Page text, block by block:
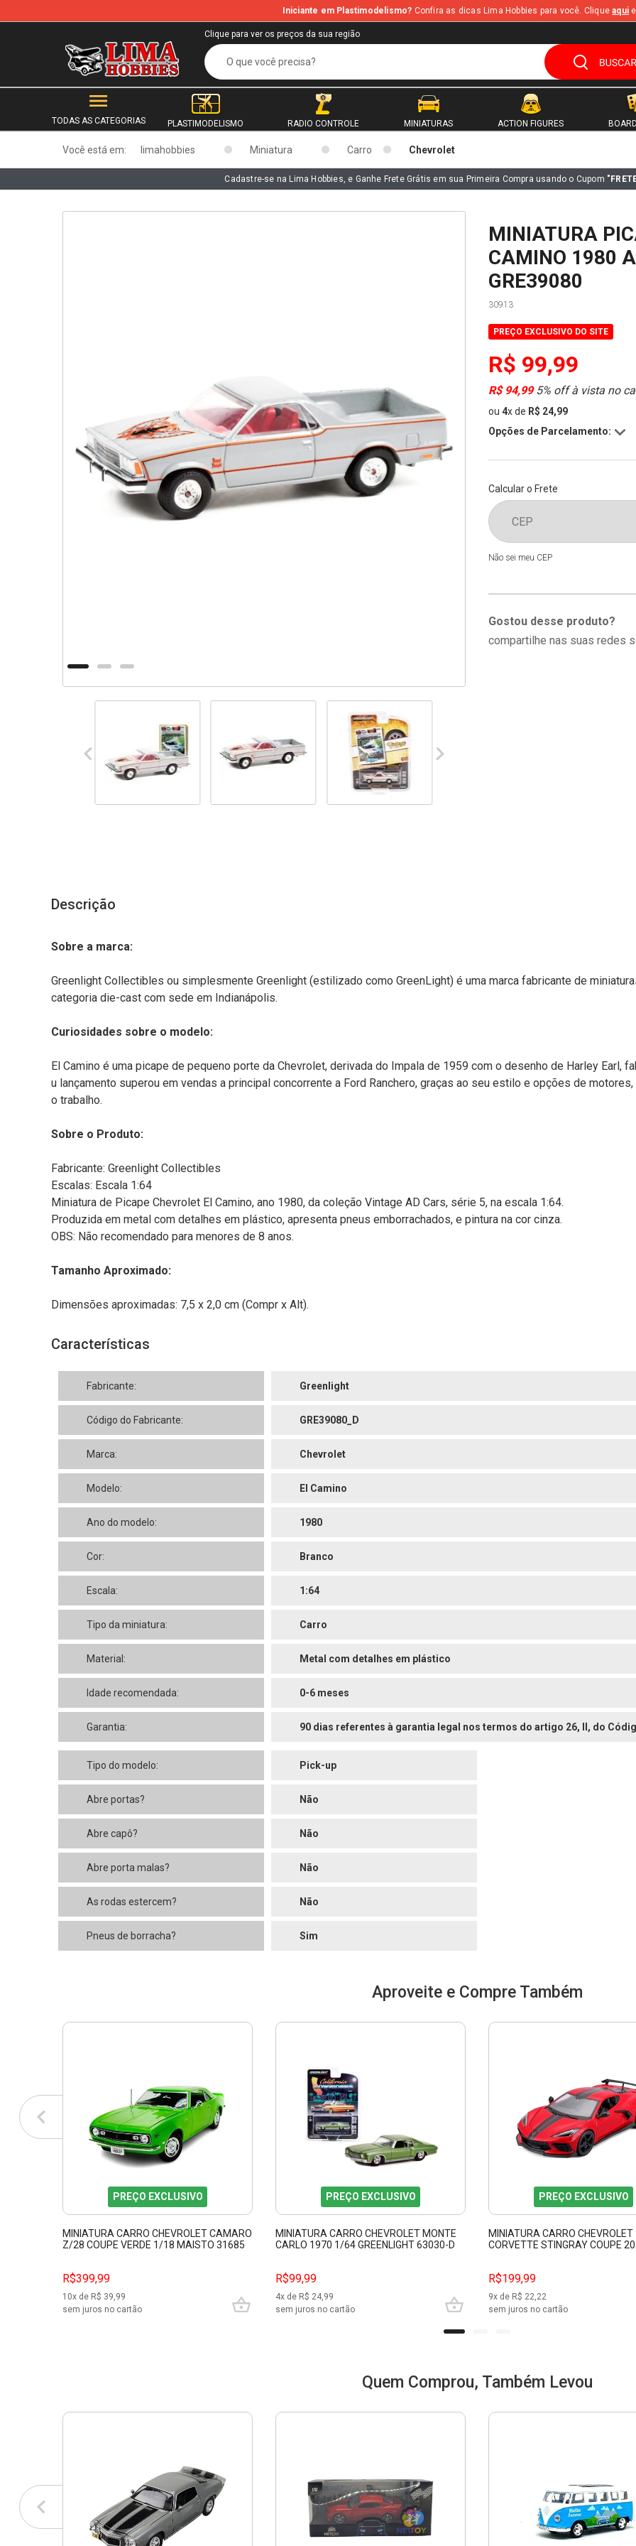
b
Iniciante em Plastimodelismo? Confira as dicas Lima Hobbies para você. Cliqueaqui
Clique para ver os preços da sua região
TODAS AS CATEGORIAS PLASTIMODELISMO RADIO CONTROLE MINIATURAS ACTION FIGURES
Você está em: limahobbies Miniatura Carro Chevrolet
Cadastre-se na Lima Hobbies, e Ganhe Frete Grátis em sua Primeira Compra usando o Cupom
MINIATURA
CAMINO 1980
GRE39080
30913
PREÇO EXCLUSIVO DO SITE
R$ 99,99
R$ 94,995% off à vista no
ou 4xde R$ 24,99
Opções de Parcelamento:
Calcular o Frete
Não sei meu CEP
Gostou desse produto?
compartilhe nas suas redes
Descrição
Sobre a marca:
Greenlight Collectibles ou simplesmente Greenlight (estilizado como GreenLight) é uma marca fabricante de
categoria die-cast com sede em Indianápolis.
Curiosidades sobre o modelo:
El Camino é uma picape de pequeno porte da Chevrolet, derivada do Impala de 1959 com o desenho de Harley Earl,
u lançamento superou em vendas a principal concorrente a Ford Ranchero, graças ao seu estilo e opções de
o trabalho.
Sobre o Produto:
Fabricante: Greenlight Collectibles
Escalas: Escala 1:64
Miniatura de Picape Chevrolet El Camino, ano 1980, da coleção Vintage AD Cars, série 5, na escala 1:64.
Produzida em metal com detalhes em plástico, apresenta pneus emborrachados, e pintura na cor cinza.
OBS: Não recomendado para menores de 8 anos.
Tamanho Aproximado:
Dimensões aproximadas: 7,5 x 2,0 cm (Compr x Alt).
Características
Fabricante: Greenlight
Código do Fabricante: GRE39080_D
Marca: Chevrolet
Modelo: El Camino
Ano do modelo: 1980
Cor: Branco
Escala: 1:64
Tipo da miniatura: Carro
Material: Metal com detalhes em plástico
Idade recomendada: 0-6 meses
Garantia: 90 dias referentes à garantia legal nos termos do artigo 26, II, do
Tipo do modelo: Pick-up
Abre portas? Não
Abre capô? Não
Abre porta malas? Não
As rodas estercem? Não
Pneus de borracha? Sim
Aproveite e Compre Também
PREÇO EXCLUSIVO
MINIATURA CARRO CHEVROLET CAMARO
Z/28 COUPE VERDE 1/18 MAISTO 31685
R$399,99
10x de R$ 39,99
sem juros no cartão
PREÇO EXCLUSIVO
MINIATURA CARRO CHEVROLET MONTE
CARLO 1970 1/64 GREENLIGHT 63030-D
R$99,99
4x de R$ 24,99
sem juros no cartão
PREÇO EXCLUSIVO
MINIATURA CARRO CHEVROLET
CORVETTE STINGRAY COUPE
R$199,99
9x de R$ 22,22
sem juros no cartão
Quem Comprou, Também Levou